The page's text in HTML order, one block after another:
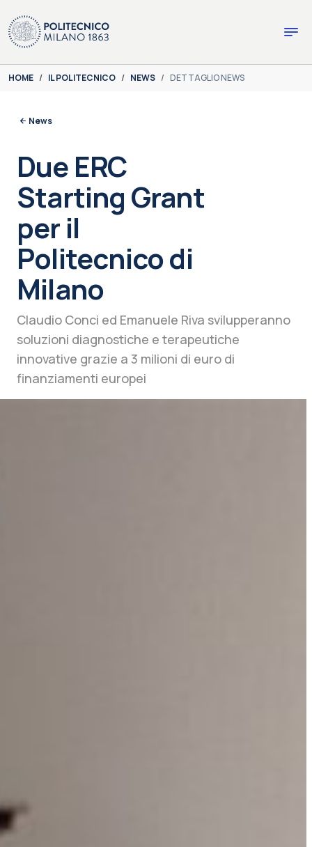
You are here:
HOME IL POLITECNICO NEWS DETTAGLIO NEWS
News
Due ERC
Starting Grant
per il
Politecnico di
Milano
Claudio Conci ed Emanuele Riva svilupperanno
soluzioni diagnostiche e terapeutiche
innovative grazie a 3 milioni di euro di
finanziamenti europei